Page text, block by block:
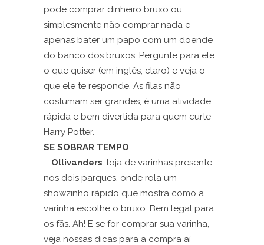
pode comprar dinheiro bruxo ou
simplesmente não comprar nada e
apenas bater um papo com um doende
do banco dos bruxos. Pergunte para ele
o que quiser (em inglês, claro) e veja o
que ele te responde. As filas não
costumam ser grandes, é uma atividade
rápida e bem divertida para quem curte
Harry Potter.
SE SOBRAR TEMPO
– Ollivanders: loja de varinhas presente
nos dois parques, onde rola um
showzinho rápido que mostra como a
varinha escolhe o bruxo. Bem legal para
os fãs. Ah! E se for comprar sua varinha,
veja nossas dicas para a compra aí